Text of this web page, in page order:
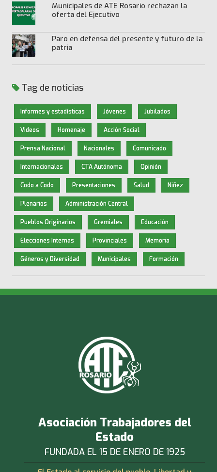
Municipales de ATE Rosario rechazan la
oferta del Ejecutivo
Paro en defensa del presente y futuro de la
patria
Tag de noticias
Informes y estadísticas Jóvenes Jubilados
Videos Homenaje Acción Social
Prensa Nacional Nacionales Comunicado
Internacionales CTA Autónoma Opinión
Codo a Codo Presentaciones Salud Niñez
Plenarios Administración Central
Pueblos Originarios Gremiales Educación
Elecciones Internas Provinciales Memoria
Géneros y Diversidad Municipales Formación
Asociación Trabajadores del
Estado
FUNDADA EL 15 DE ENERO DE 1925